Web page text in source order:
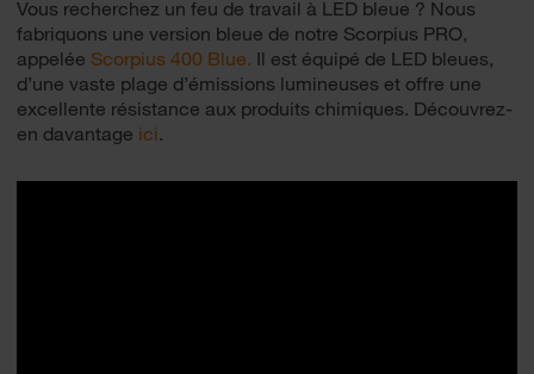
Vous recherchez un feu de travail à LED bleue ? Nous
fabriquons une version bleue de notre Scorpius PRO,
appelée Scorpius 400 Blue. Il est équipé de LED bleues,
d’une vaste plage d’émissions lumineuses et offre une
excellente résistance aux produits chimiques. Découvrez-
en davantage ici.